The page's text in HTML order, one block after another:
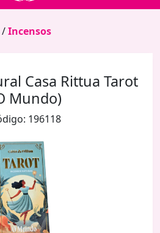
/Incensos
Casa Rittua Tarot
Mundo)
196118